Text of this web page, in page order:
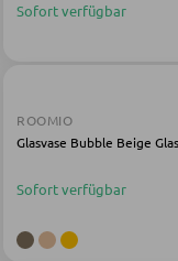
SESSEL
Sofort verfügbar
ROOMIO
Glasvase Bubble Beige Glas
Sofort verfügbar